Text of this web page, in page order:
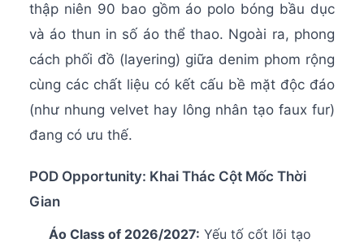
thập niên 90 bao gồm áo polo bóng bầu dục
và áo thun in số áo thể thao. Ngoài ra, phong
cách phối đồ (layering) giữa denim phom rộng
cùng các chất liệu có kết cấu bề mặt độc đáo
(như nhung velvet hay lông nhân tạo faux fur)
đang có ưu thế.
POD Opportunity: Khai Thác Cột Mốc Thời
Gian
Áo Class of 2026/2027: Yếu tố cốt lõi tạo